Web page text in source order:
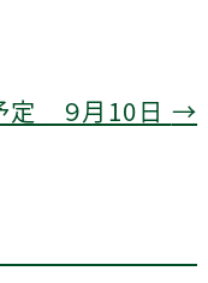
定 ９月10日 →